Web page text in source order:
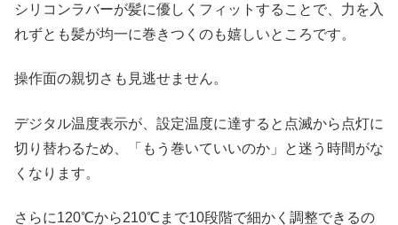
シリコンラバーが髪に優しくフィットすることで、力を入
れずとも髪が均一に巻きつくのも嬉しいところです。
操作面の親切さも見逃せません。
デジタル温度表示が、設定温度に達すると点滅から点灯に
切り替わるため、「もう巻いていいのか」と迷う時間がな
くなります。
さらに120℃から210℃まで10段階で細かく調整できるの